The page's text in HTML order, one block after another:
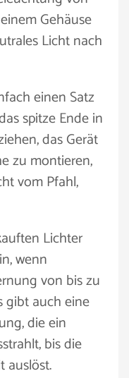
Gehäuse
Licht nach
einen Satz
spitze Ende in
das Gerät
zu montieren,
vom Pfahl,
Lichter
wenn
von bis zu
gibt auch eine
die ein
bis die
auslöst.